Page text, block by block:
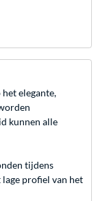
elegante,
kunnen alle
tijdens
lage profiel van het